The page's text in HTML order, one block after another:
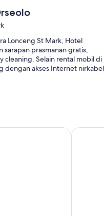
Lonceng St Mark, Hotel
sarapan prasmanan gratis,
cleaning. Selain rental mobil di
dengan akses Internet nirkabel
ruang rapat
Hotel